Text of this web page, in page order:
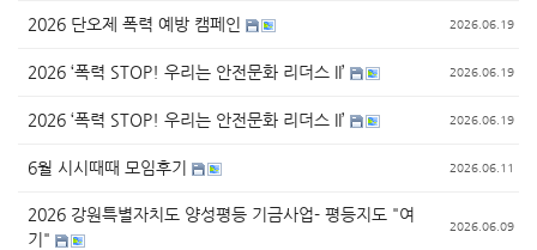
2026 단오제 폭력 예방 캠페인 2026.06.19
2026 ‘폭력 STOP! 우리는 안전문화 리더스 II’ 2026.06.19
2026 ‘폭력 STOP! 우리는 안전문화 리더스 II’ 2026.06.19
6월 시시때때 모임후기 2026.06.11
2026 강원특별자치도 양성평등 기금사업- 평등지도 "여
기"
2026.06.09